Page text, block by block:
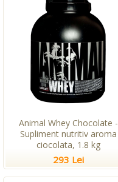
Animal Whey Chocolate -
Supliment nutritiv aroma
ciocolata, 1.8 kg
293 Lei